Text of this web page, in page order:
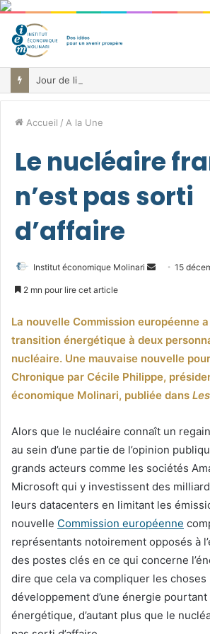
Accueil / A la Une
Le nucléaire
n’est pas sorti
d’affaire
Institut économique Molinari
Envoyer
15
2 mn pour lire cet article
La nouvelle Commission européenne
transition énergétique à deux
nucléaire. Une mauvaise nouvelle
Chronique par Cécile Philippe,
économique Molinari, publiée dans
Alors que le nucléaire connaît un
au sein d’une partie de l’opinion
grands acteurs comme les sociétés
Microsoft qui y investissent des
leurs datacenters en limitant les
nouvelle Commission européenne
représentants notoirement opposés à
des postes clés en ce qui concerne
dire que cela va compliquer les choses
développement d’une énergie
énergétique, d’autant plus que le